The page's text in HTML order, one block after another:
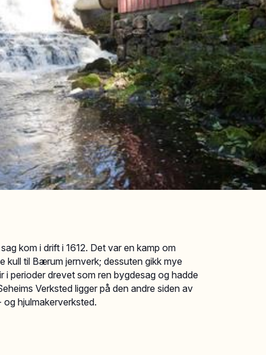
kom i drift i 1612. Det var en kamp om
kull til Bærum jernverk; dessuten gikk mye
i perioder drevet som ren bygdesag og hadde
Verksted ligger på den andre siden av
hjulmakerverksted.